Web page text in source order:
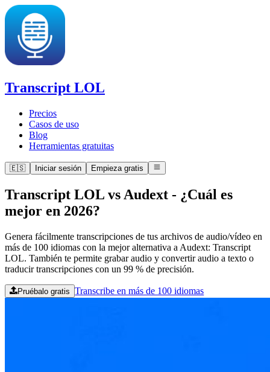
Transcript LOL
Precios
Casos de uso
Blog
Herramientas gratuitas
🇪🇸 Iniciar sesión Empieza gratis
Transcript LOL vs Audext - ¿Cuál es
mejor en 2026?
Genera fácilmente transcripciones de tus archivos de audio/vídeo en
más de 100 idiomas con la mejor alternativa a Audext: Transcript
LOL. También te permite grabar audio y convertir audio a texto o
traducir transcripciones con un 99 % de precisión.
Pruébalo gratis Transcribe en más de 100 idiomas